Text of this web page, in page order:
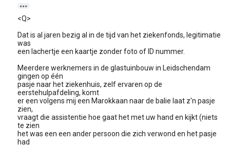

<Q>
Dat is al jaren bezig al in de tijd van het ziekenfonds, legitimatie
was
een lachertje een kaartje zonder foto of ID nummer.
Meerdere werknemers in de glastuinbouw in Leidschendam
gingen op één
pasje naar het ziekenhuis, zelf ervaren op de
eerstehulpafdeling, komt
er een volgens mij een Marokkaan naar de balie laat z'n pasje
zien,
vraagt die assistentie hoe gaat het met uw hand en kijkt (niets
te zien
het was een een ander persoon die zich verwond en het pasje
had